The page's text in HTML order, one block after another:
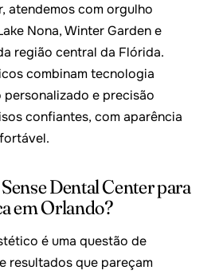
atendemos com orgulho
Nona, Winter Garden e
região central da Flórida.
combinam tecnologia
e precisão
confiantes, com aparência
Dental Center para
em Orlando?
é uma questão de
resultados que pareçam